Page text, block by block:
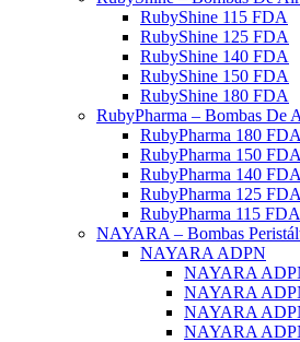
RubyShine 115 FDA
RubyShine 125 FDA
RubyShine 140 FDA
RubyShine 150 FDA
RubyShine 180 FDA
RubyPharma – Bombas De
RubyPharma 180 FDA
RubyPharma 150 FDA
RubyPharma 140 FDA
RubyPharma 125 FDA
RubyPharma 115 FDA
NAYARA – Bombas
NAYARA ADPN
NAYARA
NAYARA
NAYARA
NAYARA